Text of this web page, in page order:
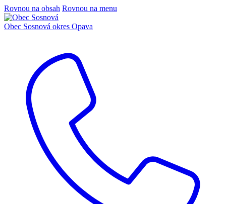
Rovnou na obsah Rovnou na menu
Obec Sosnová okres Opava